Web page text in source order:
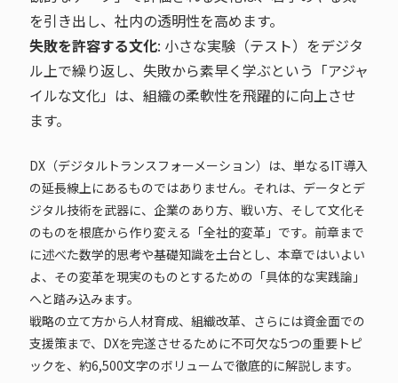
を引き出し、社内の透明性を高めます。
失敗を許容する文化: 小さな実験（テスト）をデジタ
ル上で繰り返し、失敗から素早く学ぶという「アジャ
イルな文化」は、組織の柔軟性を飛躍的に向上させ
ます。
DX（デジタルトランスフォーメーション）は、単なるIT導入
の延長線上にあるものではありません。それは、データとデ
ジタル技術を武器に、企業のあり方、戦い方、そして文化そ
のものを根底から作り変える「全社的変革」です。前章まで
に述べた数学的思考や基礎知識を土台とし、本章ではいよい
よ、その変革を現実のものとするための「具体的な実践論」
へと踏み込みます。
戦略の立て方から人材育成、組織改革、さらには資金面での
支援策まで、DXを完遂させるために不可欠な5つの重要トピ
ックを、約6,500文字のボリュームで徹底的に解説します。